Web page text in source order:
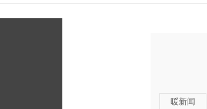
暖新闻